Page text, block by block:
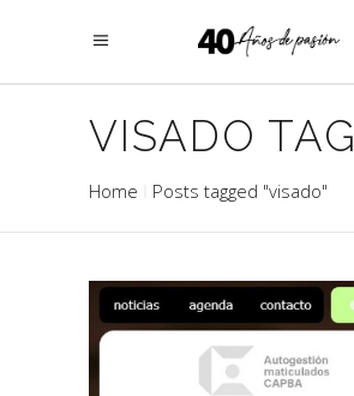
VISADO TAG
Home Posts tagged "visado"